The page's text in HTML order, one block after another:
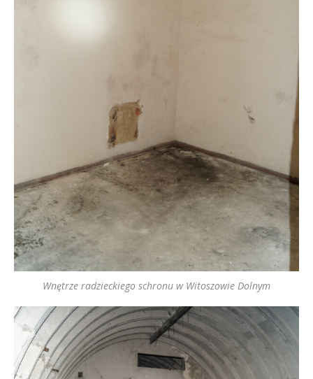
Wnętrze radzieckiego schronu w Witoszowie Dolnym